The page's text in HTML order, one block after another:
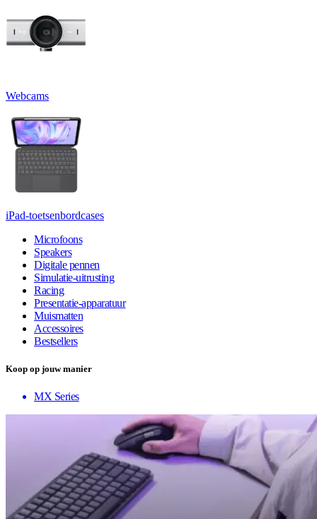
Webcams
iPad-toetsenbordcases
Microfoons
Speakers
Digitale pennen
Simulatie-uitrusting
Racing
Presentatie-apparatuur
Muismatten
Accessoires
Bestsellers
Koop op jouw manier
MX Series